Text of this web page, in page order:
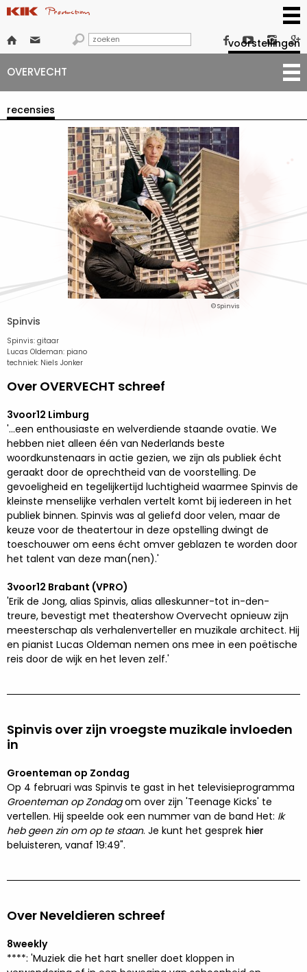
      
voorstellingen
OVERVECHT
recensies
© Spinvis
Spinvis
Spinvis: gitaar
Lucas Oldeman: piano
techniek: Niels Jonker
Over OVERVECHT schreef
3voor12 Limburg
'...een enthousiaste en welverdiende staande ovatie. We
hebben niet alleen één van Nederlands beste
woordkunstenaars in actie gezien, we zijn als publiek écht
geraakt door de oprechtheid van de voorstelling. De
gevoeligheid en tegelijkertijd luchtigheid waarmee Spinvis de
kleinste menselijke verhalen vertelt komt bij iedereen in het
publiek binnen. Spinvis was al geliefd door velen, maar de
keuze voor de theatertour in deze opstelling dwingt de
toeschouwer om eens écht omver geblazen te worden door
het talent van deze man(nen).'
3voor12 Brabant (VPRO)
'Erik de Jong, alias Spinvis, alias alleskunner-tot in-den-
treure, bevestigt met theatershow Overvecht opnieuw zijn
meesterschap als verhalenverteller en muzikale architect. Hij
en pianist Lucas Oldeman nemen ons mee in een poëtische
reis door de wijk en het leven zelf.'
Spinvis over zijn vroegste muzikale invloeden
in
Groenteman op Zondag
Op 4 februari was Spinvis te gast in het televisieprogramma
Groenteman op Zondagom over zijn 'Teenage Kicks' te
vertellen. Hij speelde ook een nummer van de band Het: Ik
heb geen zin om op te staan. Je kunt het gesprek hier
beluisteren, vanaf 19:49".
Over Neveldieren schreef
8weekly
****: 'Muziek die het hart sneller doet kloppen in